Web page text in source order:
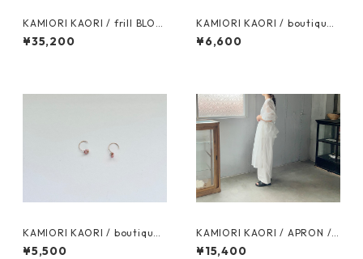
KAMIORI KAORI / frill BLOU
SE / white
¥35,200
KAMIORI KAORI / boutique
pearl bracelet / blue
¥6,600
KAMIORI KAORI / boutique
pierces / Rhodochrosite
¥5,500
KAMIORI KAORI / APRON /
white
¥15,400